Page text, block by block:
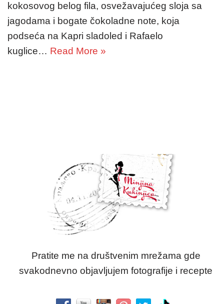
kokosovog belog fila, osvežavajućeg sloja sa
jagodama i bogate čokoladne note, koja
podseća na Kapri sladoled i Rafaelo
kuglice… Read More »
Pratite me na društvenim mrežama gde
svakodnevno objavljujem fotografije i recepte